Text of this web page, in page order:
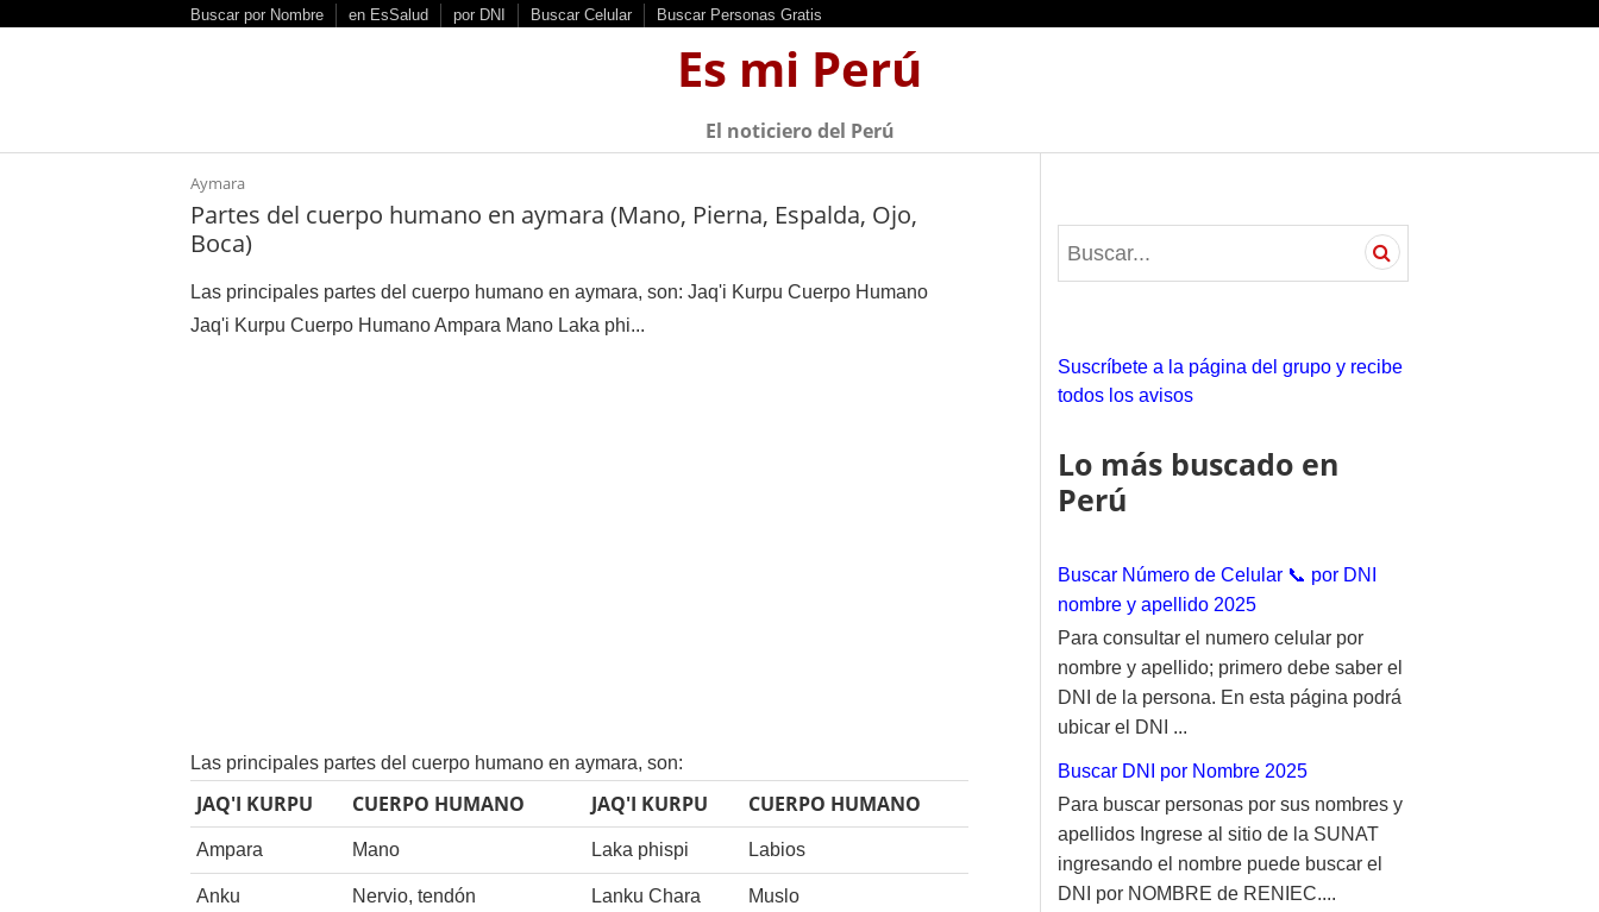
Buscar por Nombre en EsSalud por DNI Buscar Celular Buscar Personas Gratis
Es mi Perú
El noticiero del Perú
Aymara
Partes del cuerpo humano en aymara (Mano, Pierna, Espalda, Ojo,
Boca)
Las principales partes del cuerpo humano en aymara, son: Jaq'i Kurpu Cuerpo Humano
Jaq'i Kurpu Cuerpo Humano Ampara Mano Laka phi...
Las principales partes del cuerpo humano en aymara, son:
JAQ'I KURPU CUERPO HUMANO JAQ'I KURPU CUERPO HUMANO
Ampara Mano Laka phispi Labios
Anku Nervio, tendón Lanku Chara Muslo
:
Suscríbete a la página del grupo y recibe
todos los avisos
Lo más buscado en
Perú
Buscar Número de Celular 📞 por DNI
nombre y apellido 2025
Para consultar el numero celular por
nombre y apellido; primero debe saber el
DNI de la persona. En esta página podrá
ubicar el DNI ...
Buscar DNI por Nombre 2025
Para buscar personas por sus nombres y
apellidos Ingrese al sitio de la SUNAT
ingresando el nombre puede buscar el
DNI por NOMBRE de RENIEC....